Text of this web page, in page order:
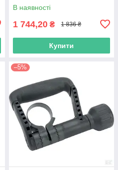
В наявності
1 744,20 ₴ 1 836 ₴
Купити
–5%